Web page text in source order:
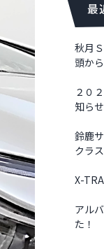
最
秋月
頭か
２０
知らせ
鈴鹿
クラス
X-
アル
た！